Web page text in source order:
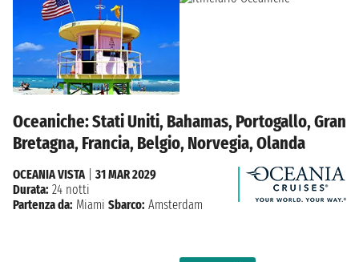
Oceaniche: Stati Uniti, Bahamas, Portogallo, Gran
Bretagna, Francia, Belgio, Norvegia, Olanda
OCEANIA VISTA| 31 MAR 2029
Durata: 24 notti
Partenza da: Miami Sbarco: Amsterdam